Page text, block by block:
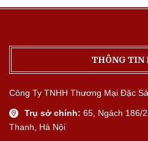
THÔNG TIN
Công Ty TNHH Thương Mại Đặc
Trụ sở chính: 65, Ngách 186/
Thanh, Hà Nội